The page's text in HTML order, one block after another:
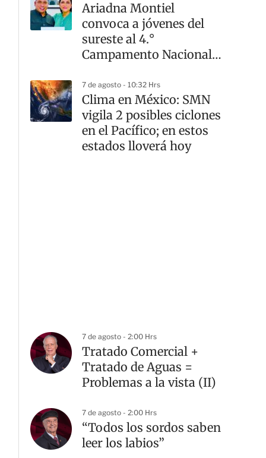
Ariadna Montiel
convoca a jóvenes del
sureste al 4.°
Campamento Nacional
7 de agosto - 10:32 Hrs
Clima en México: SMN
vigila 2 posibles ciclones
en el Pacífico; en estos
estados lloverá hoy
7 de agosto - 2:00 Hrs
Tratado Comercial +
Tratado de Aguas =
Problemas a la vista (II)
7 de agosto - 2:00 Hrs
“Todos los sordos saben
leer los labios”